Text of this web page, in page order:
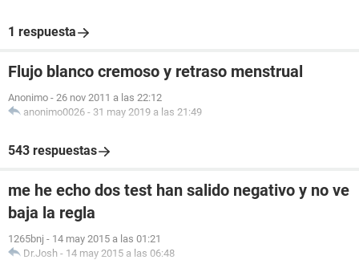
1 respuesta
Flujo blanco cremoso y retraso menstrual
Anonimo - 26 nov 2011 a las 22:12
anonimo0026 - 31 may 2019 a las 21:49
543 respuestas
me he echo dos test han salido negativo y no ve
baja la regla
1265bnj - 14 may 2015 a las 01:21
Dr.Josh - 14 may 2015 a las 06:48